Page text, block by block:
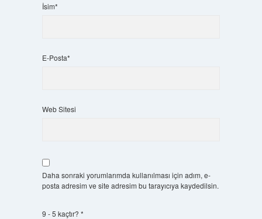
İsim*
E-Posta*
Web Sitesi
Daha sonraki yorumlarımda kullanılması için adım, e-
posta adresim ve site adresim bu tarayıcıya kaydedilsin.
9 - 5 kaçtır? *